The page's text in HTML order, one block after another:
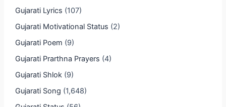
Gujarati Lyrics (107)
Gujarati Motivational Status (2)
Gujarati Poem (9)
Gujarati Prarthna Prayers (4)
Gujarati Shlok(9)
Gujarati Song (1,648)